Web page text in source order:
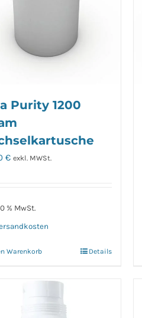
Purity 1200
€ exkl. MWSt.
% MwSt.
Warenkorb Details